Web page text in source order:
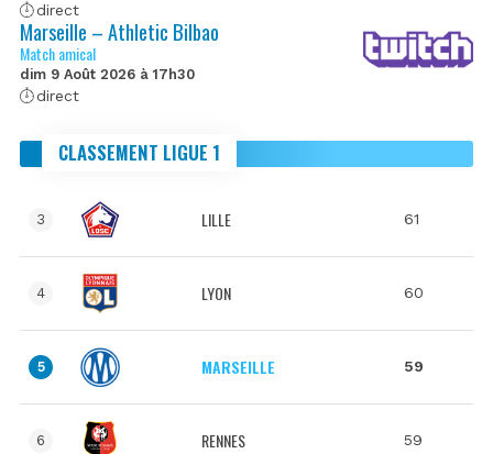
direct
Marseille – Athletic Bilbao
Match amical
dim 9 Août 2026 à 17h30
direct
CLASSEMENT LIGUE 1
3 LILLE 61
4 LYON 60
5 MARSEILLE 59
6 RENNES 59